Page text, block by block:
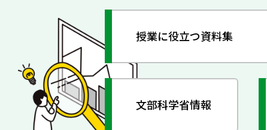
授業に役立つ資料集
文部科学省情報